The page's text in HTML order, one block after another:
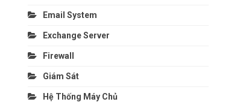
Email System
Exchange Server
Firewall
Giám Sát
Hệ Thống Máy Chủ